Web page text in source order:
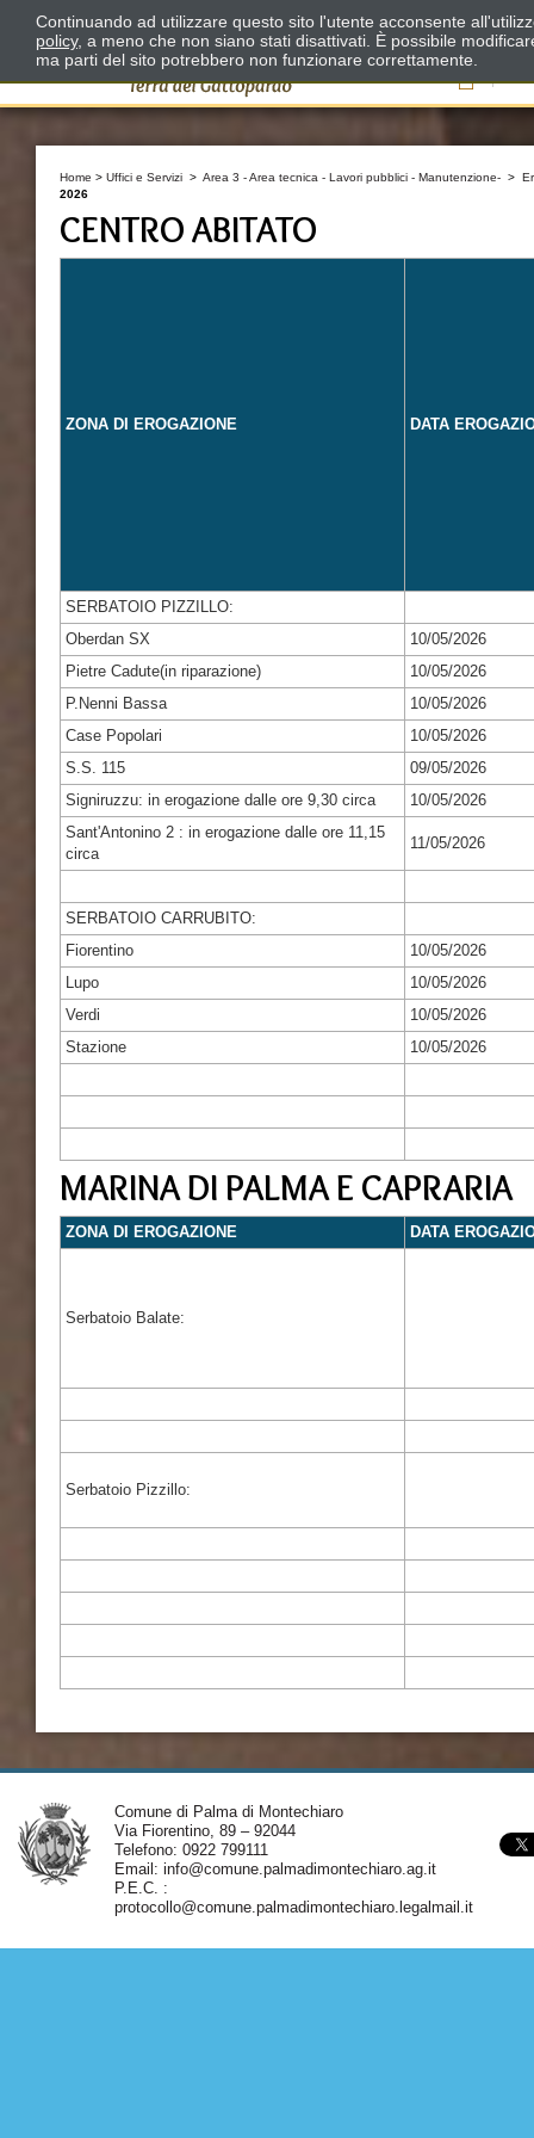
Il
Home > Uffici e Servizi > Area 3 - Area tecnica - Lavori pubblici - Manutenzione- >
2026
CENTRO ABITATO
ZONA DI EROGAZIONE DATA
SERBATOIO PIZZILLO:
Oberdan SX
10/05/2026
Pietre Cadute(in riparazione)
10/05/2026
P.Nenni Bassa
10/05/2026
Case Popolari
10/05/2026
S.S. 115
09/05/2026
Signiruzzu: in erogazione dalle ore 9,30 circa
10/05/2026
Sant'Antonino 2 : in erogazione dalle ore 11,15
circa
11/05/2026
SERBATOIO CARRUBITO:
Fiorentino
10/05/2026
Lupo
10/05/2026
Verdi
10/05/2026
Stazione
10/05/2026
MARINA DI PALMA E CAPRARIA
ZONA DI EROGAZIONE DATA
Serbatoio Balate:
Serbatoio Pizzillo:
Comune di Palma di Montechiaro
Via Fiorentino, 89 – 92044
Telefono: 0922 799111
Email: info@comune.palmadimontechiaro.ag.it
P.E.C. :
protocollo@comune.palmadimontechiaro.legalmail.it
Continuando ad utilizzare questo sito l'utente acconsente
policy, a meno che non siano stati disattivati. È possibile
ma parti del sito potrebbero non funzionare correttamente.